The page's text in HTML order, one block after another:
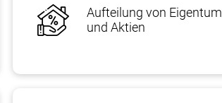
Aufteilung von Eigentum
und Aktien